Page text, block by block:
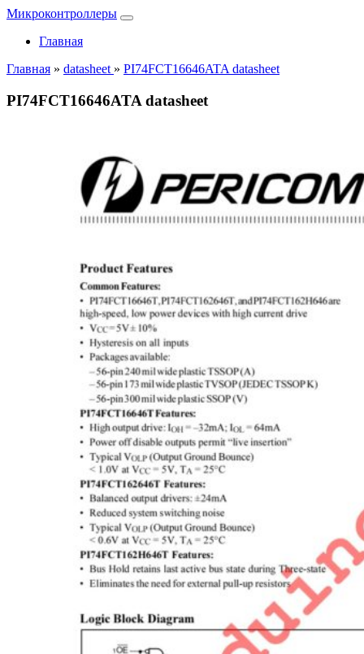
Микроконтроллеры
Главная
Главная » datasheet » PI74FCT16646ATA datasheet
PI74FCT16646ATA datasheet